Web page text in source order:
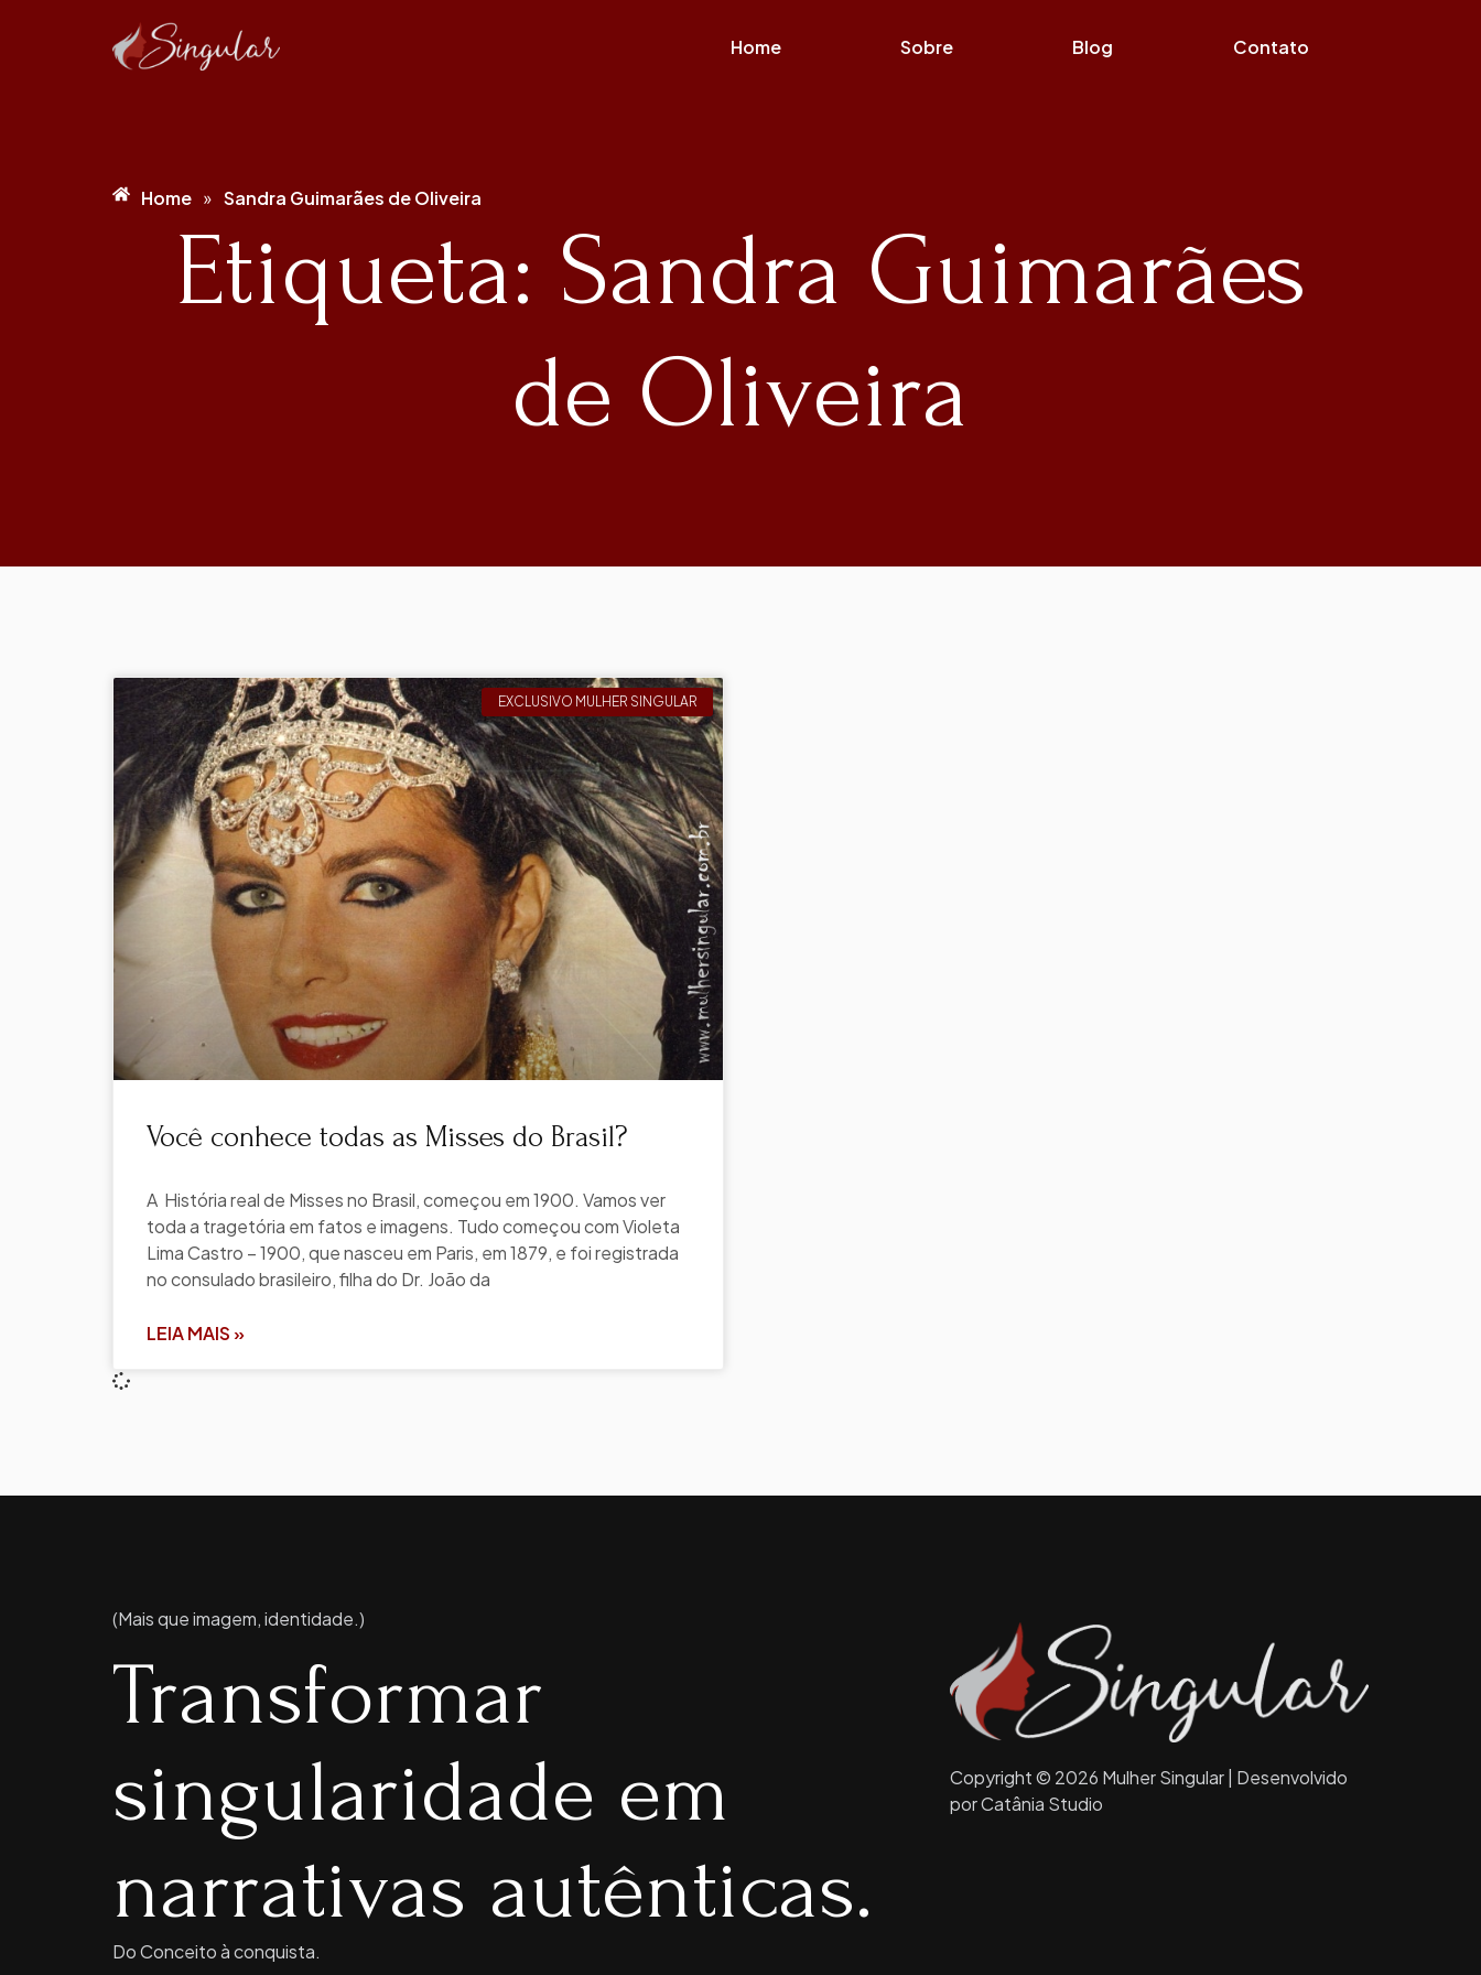
Home Sobre Blog Contato
Home » Sandra Guimarães de Oliveira
Etiqueta: Sandra Guimarães
de Oliveira
EXCLUSIVO MULHER SINGULAR
Você conhece todas as Misses do Brasil?
A História real de Misses no Brasil, começou em 1900. Vamos ver
toda a tragetória em fatos e imagens. Tudo começou com Violeta
Lima Castro – 1900, que nasceu em Paris, em 1879, e foi registrada
no consulado brasileiro, filha do Dr. João da
LEIA MAIS »
(Mais que imagem, identidade.)
Transformar
singularidade em
narrativas autênticas.
Do Conceito à conquista.
Copyright © 2026 Mulher Singular | Desenvolvido
por Catânia Studio